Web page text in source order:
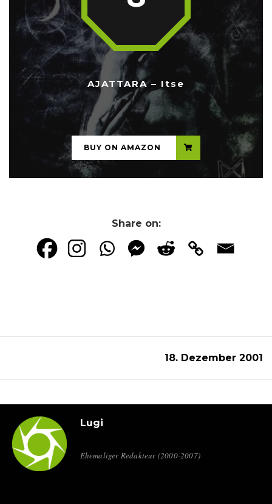
AJATTARA – Itse
...
BUY ON AMAZON
Share on:
18. Dezember 2001
Lugi
Ehemaliger Redakteur (2000-2007)